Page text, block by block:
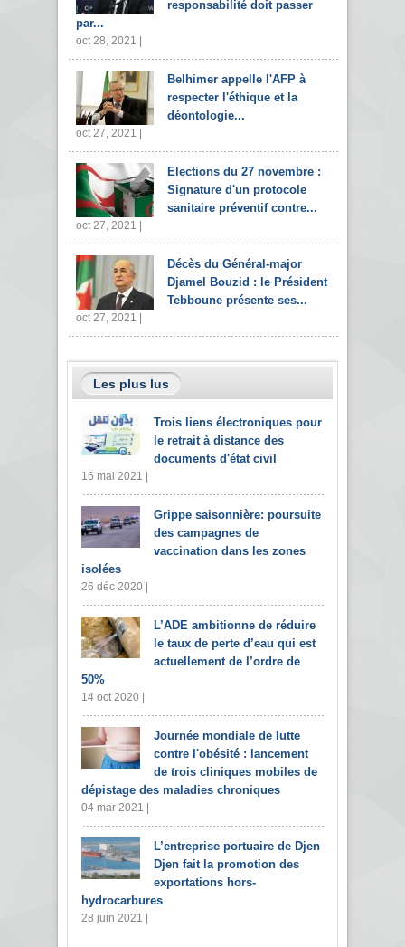
responsabilité doit passer
par...
oct 28, 2021 |
Belhimer appelle l'AFP à
respecter l'éthique et la
déontologie...
oct 27, 2021 |
Elections du 27 novembre :
Signature d'un protocole
sanitaire préventif contre...
oct 27, 2021 |
Décès du Général-major
Djamel Bouzid : le Président
Tebboune présente ses...
oct 27, 2021 |
Les plus lus
Trois liens électroniques pour
le retrait à distance des
documents d'état civil
16 mai 2021 |
Grippe saisonnière: poursuite
des campagnes de
vaccination dans les zones
isolées
26 déc 2020 |
L’ADE ambitionne de réduire
le taux de perte d’eau qui est
actuellement de l’ordre de
50%
14 oct 2020 |
Journée mondiale de lutte
contre l'obésité : lancement
de trois cliniques mobiles de
dépistage des maladies chroniques
04 mar 2021 |
L’entreprise portuaire de Djen
Djen fait la promotion des
exportations hors-
hydrocarbures
28 juin 2021 |